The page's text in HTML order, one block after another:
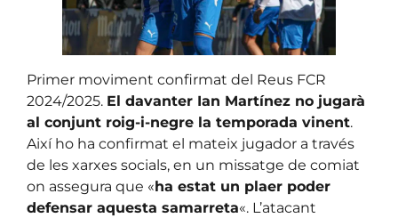
Primer moviment confirmat del Reus FCR
2024/2025. El davanter Ian Martínez no jugarà
al conjunt roig-i-negre la temporada vinent.
Així ho ha confirmat el mateix jugador a través
de les xarxes socials, en un missatge de comiat
on assegura que «ha estat un plaer poder
defensar aquesta samarreta«. L’atacant